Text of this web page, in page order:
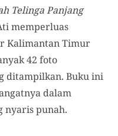
Telinga Panjang
memperluas
Kalimantan Timur
42 foto
ditampilkan. Buku ini
dalam
nyaris punah.